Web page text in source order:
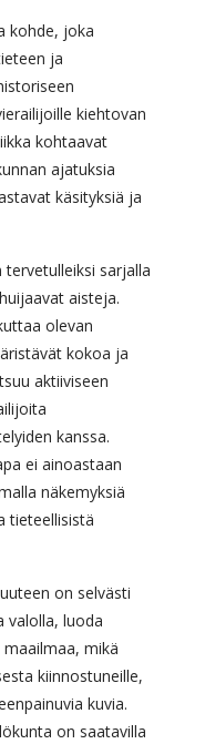
kohde, joka
ja
kiehtovan
kohtaavat
ajatuksia
käsityksiä ja
sarjalla
aisteja.
olevan
kokoa ja
aktiiviseen
kanssa.
ei ainoastaan
näkemyksiä
tieteellisistä
on selvästi
valolla, luoda
mikä
kiinnostuneille,
kuvia.
on saatavilla